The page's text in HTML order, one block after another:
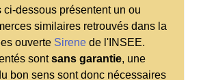
ci-dessous présentent un ou
similaires retrouvés dans la
ouverte Sirene de l'INSEE.
sontsans garantie, une
bon sens sont donc nécessaires